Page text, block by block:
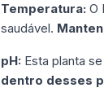
Temperatura: O
saudável.
pH: Esta planta
dentro desses